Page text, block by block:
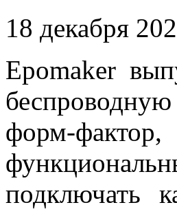
18 декабря
Epomaker
форм-
подключать